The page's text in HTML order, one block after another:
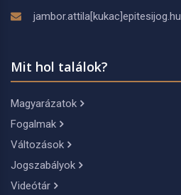
jambor.attila[kukac]epitesijog.hu
Mit hol találok?
Magyarázatok
Fogalmak
Változások
Jogszabályok
Videótár